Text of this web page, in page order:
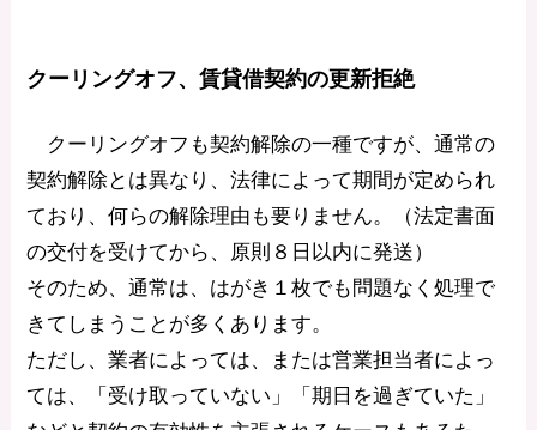
クーリングオフ、賃貸借契約の更新拒絶
クーリングオフも契約解除の一種ですが、通常の
契約解除とは異なり、法律によって期間が定められ
ており、何らの解除理由も要りません。（法定書面
の交付を受けてから、原則８日以内に発送）
そのため、通常は、はがき１枚でも問題なく処理で
きてしまうことが多くあります。
ただし、業者によっては、または営業担当者によっ
ては、「受け取っていない」「期日を過ぎていた」